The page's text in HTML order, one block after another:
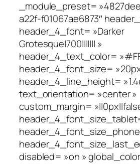
_module_preset=
a22f-f01067ae6873″
header_4_font= »Darker
Grotesque|700||||||| »
header_4_text_color=
header_4_font_size=
header_4_line_height=
text_orientation= »center »
custom_margin=
disabled= »on »